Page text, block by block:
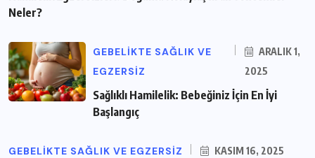
Neler?
GEBELIKTE SAĞLIK VE
EGZERSIZ
ARALIK 1,
2025
Sağlıklı Hamilelik: Bebeğiniz İçin En İyi
Başlangıç
GEBELIKTE SAĞLIK VE EGZERSIZ KASIM 16, 2025